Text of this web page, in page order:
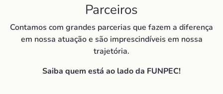
Parceiros
Contamos com grandes parcerias que fazem a diferença
em nossa atuação e são imprescindíveis em nossa
trajetória.
Saiba quem está ao lado da FUNPEC!